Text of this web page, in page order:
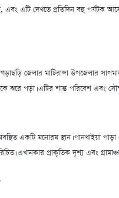
এবং এটি দেখতে প্রতিদিন বহু পর্যটক
জেলার মাটিরাঙ্গা উপজেলার
ঝরে পড়া। এটির শান্ত পরিবেশ এবং
একটি মনোরম স্থান। পানখাইয়া
এখানকার প্রাকৃতিক দৃশ্য এবং